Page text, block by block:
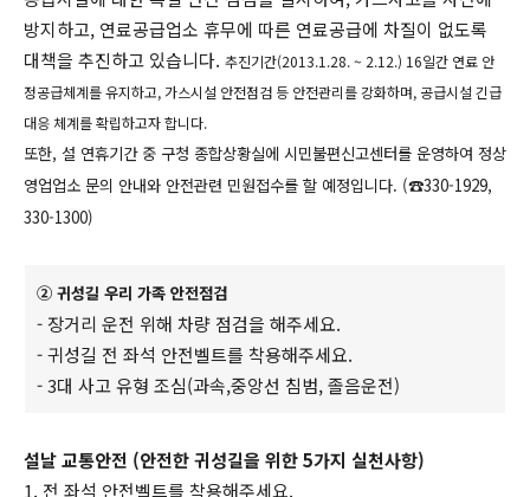
방지하고, 연료공급업소 휴무에 따른 연료공급에 차질이 없도록
대책을 추진하고 있습니다. 추진기간(2013.1.28. ~ 2.12.) 16일간 연료 안
정공급체계를 유지하고, 가스시설 안전점검 등 안전관리를 강화하며, 공급시설 긴급
대응 체계를 확립하고자 합니다.
또한, 설 연휴기간 중 구청 종합상황실에 시민불편신고센터를 운영하여 정상
영업업소 문의 안내와 안전관련 민원접수를 할 예정입니다. (☎330-1929,
330-1300)
② 귀성길 우리 가족 안전점검
- 장거리 운전 위해 차량 점검을 해주세요.
- 귀성길 전 좌석 안전벨트를 착용해주세요.
- 3대 사고 유형 조심(과속,중앙선 침범, 졸음운전)
설날 교통안전 (안전한 귀성길을 위한 5가지 실천사항)
1. 전 좌석 안전벨트를 착용해주세요.